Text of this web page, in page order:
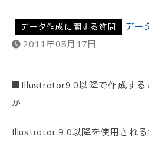
データ作成に関する質問
デー
2011年05月17日
■Illustrator9.0以降で作成する
か
Illustrator 9.0以降を使用され